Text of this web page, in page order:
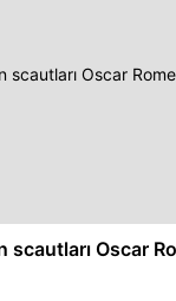
scautları Oscar